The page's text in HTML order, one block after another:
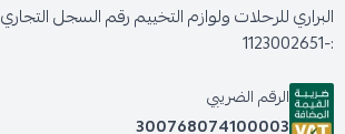
البراري للرحلات ولوازم التخييم رقم السجل التجاري
:-1123002651
الرقم الضريبي
300768074100003